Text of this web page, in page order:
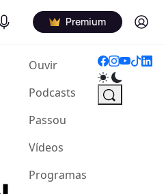
Podcasts Premium Log in
Ouvir(current)
Podcasts
Passou
Vídeos
Programas